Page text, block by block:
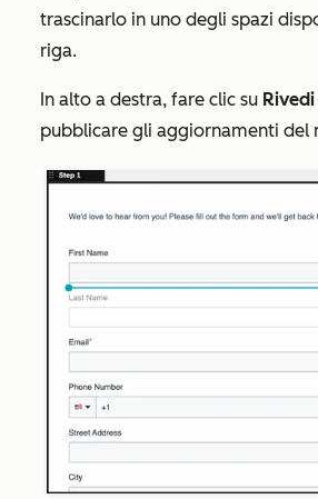
trascinarlo in uno degli spazi
riga.
In alto a destra, fare clic su
pubblicare gli aggiornamenti del